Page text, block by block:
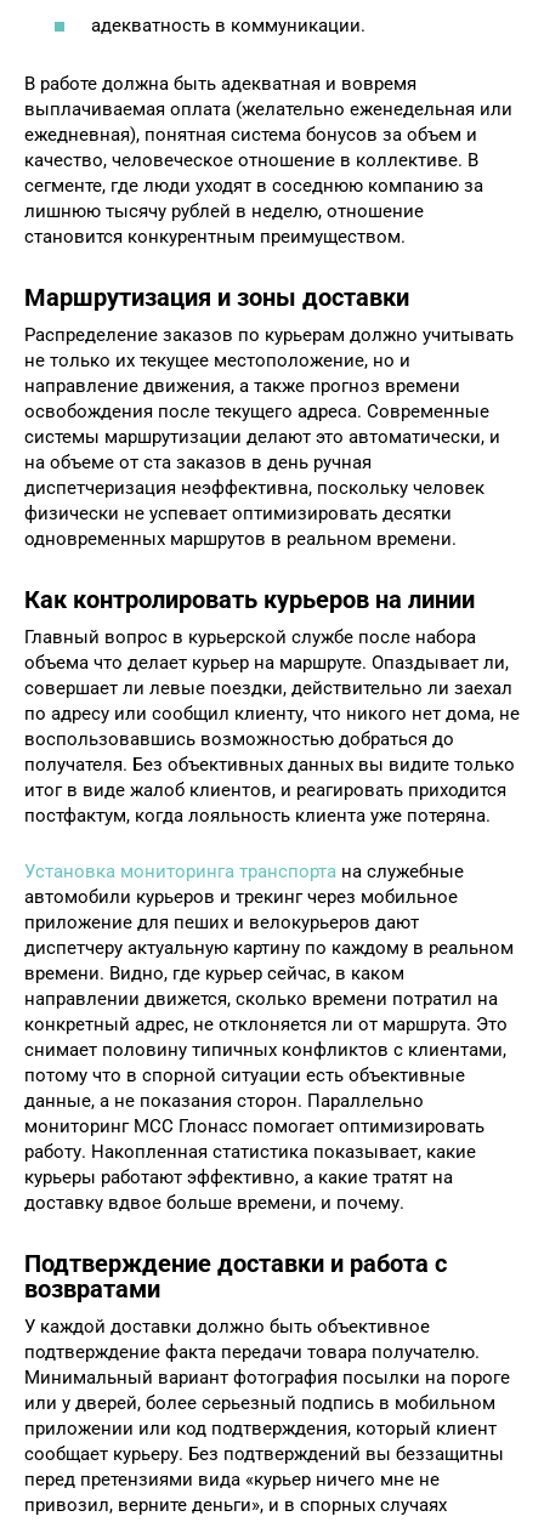
адекватность в коммуникации.
В работе должна быть адекватная и вовремя
выплачиваемая оплата (желательно еженедельная или
ежедневная), понятная система бонусов за объем и
качество, человеческое отношение в коллективе. В
сегменте, где люди уходят в соседнюю компанию за
лишнюю тысячу рублей в неделю, отношение
становится конкурентным преимуществом.
Маршрутизация и зоны доставки
Распределение заказов по курьерам должно учитывать
не только их текущее местоположение, но и
направление движения, а также прогноз времени
освобождения после текущего адреса. Современные
системы маршрутизации делают это автоматически, и
на объеме от ста заказов в день ручная
диспетчеризация неэффективна, поскольку человек
физически не успевает оптимизировать десятки
одновременных маршрутов в реальном времени.
Как контролировать курьеров на линии
Главный вопрос в курьерской службе после набора
объема что делает курьер на маршруте. Опаздывает ли,
совершает ли левые поездки, действительно ли заехал
по адресу или сообщил клиенту, что никого нет дома, не
воспользовавшись возможностью добраться до
получателя. Без объективных данных вы видите только
итог в виде жалоб клиентов, и реагировать приходится
постфактум, когда лояльность клиента уже потеряна.
Установка мониторинга транспорта на служебные
автомобили курьеров и трекинг через мобильное
приложение для пеших и велокурьеров дают
диспетчеру актуальную картину по каждому в реальном
времени. Видно, где курьер сейчас, в каком
направлении движется, сколько времени потратил на
конкретный адрес, не отклоняется ли от маршрута. Это
снимает половину типичных конфликтов с клиентами,
потому что в спорной ситуации есть объективные
данные, а не показания сторон. Параллельно
мониторинг МСС Глонасс помогает оптимизировать
работу. Накопленная статистика показывает, какие
курьеры работают эффективно, а какие тратят на
доставку вдвое больше времени, и почему.
Подтверждение доставки и работа с
возвратами
У каждой доставки должно быть объективное
подтверждение факта передачи товара получателю.
Минимальный вариант фотография посылки на пороге
или у дверей, более серьезный подпись в мобильном
приложении или код подтверждения, который клиент
сообщает курьеру. Без подтверждений вы беззащитны
перед претензиями вида «курьер ничего мне не
привозил, верните деньги», и в спорных случаях